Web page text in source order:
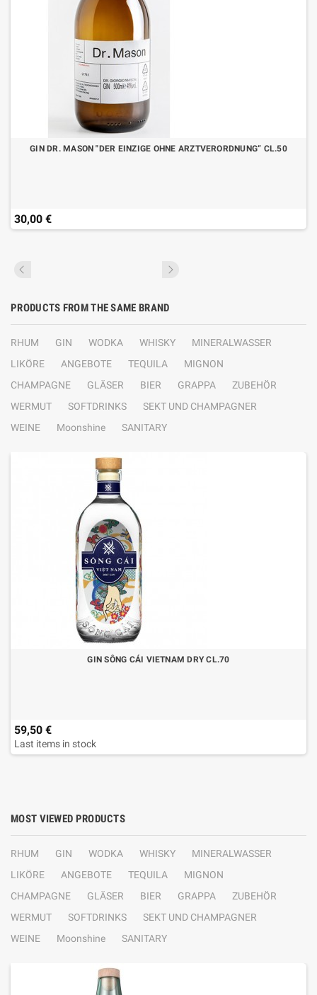
GIN DR. MASON "DER EINZIGE OHNE ARZTVERORDNUNG“ CL.50
30,00 €
PRODUCTS FROM THE SAME BRAND
RHUM GIN WODKA WHISKY
MINERALWASSER
LIKÖRE
ANGEBOTE TEQUILA
MIGNON
CHAMPAGNE
GLÄSER BIER GRAPPA
ZUBEHÖR
WERMUT
SOFTDRINKS
SEKT UND CHAMPAGNER
WEINE
Moonshine SANITARY
GIN SÔNG CÁI VIETNAM DRY CL.70
59,50 €
Last items in stock
MOST VIEWED PRODUCTS
RHUM GIN WODKA WHISKY
MINERALWASSER
LIKÖRE
ANGEBOTE TEQUILA
MIGNON
CHAMPAGNE
GLÄSER BIER GRAPPA
ZUBEHÖR
WERMUT
SOFTDRINKS
SEKT UND CHAMPAGNER
WEINE
Moonshine SANITARY